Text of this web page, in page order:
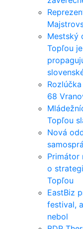
Mestský
Topľou
68
Topľou
Nová
Primátor
o
Topľou
EastBiz
festival,
nebol